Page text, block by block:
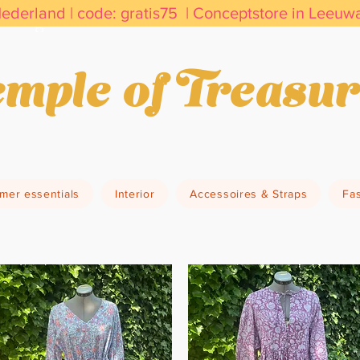
in huis         Duurzaam & Bewust
| code: gratis75 | Conceptstore in
of
essentials Interior Accessoires & Straps